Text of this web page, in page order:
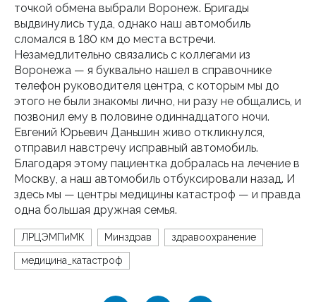
точкой обмена выбрали Воронеж. Бригады
выдвинулись туда, однако наш автомобиль
сломался в 180 км до места встречи.
Незамедлительно связались с коллегами из
Воронежа — я буквально нашел в справочнике
телефон руководителя центра, с которым мы до
этого не были знакомы лично, ни разу не общались, и
позвонил ему в половине одиннадцатого ночи.
Евгений Юрьевич Даньшин живо откликнулся,
отправил навстречу исправный автомобиль.
Благодаря этому пациентка добралась на лечение в
Москву, а наш автомобиль отбуксировали назад. И
здесь мы — центры медицины катастроф — и правда
одна большая дружная семья.
ЛРЦЭМПиМК Минздрав здравоохранение
медицина_катастроф